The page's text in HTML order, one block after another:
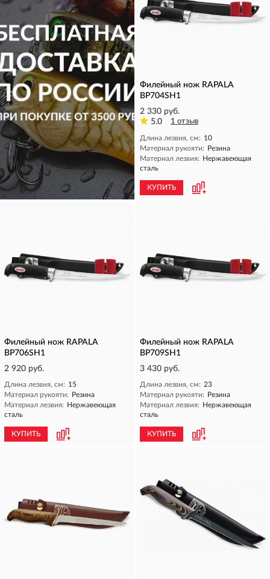
КУПИТЬ
Филейный нож RAPALA
BP704SH1
2 330 руб.
5.0
1 отзыв
Длина лезвия, см: 10
Материал рукояти: Резина
Материал лезвия: Нержавеющая
сталь
КУПИТЬ
Филейный нож RAPALA
BP706SH1
2 920 руб.
Длина лезвия, см: 15
Материал рукояти: Резина
Материал лезвия: Нержавеющая
сталь
КУПИТЬ
Филейный нож RAPALA
BP709SH1
3 430 руб.
Длина лезвия, см: 23
Материал рукояти: Резина
Материал лезвия: Нержавеющая
сталь
КУПИТЬ